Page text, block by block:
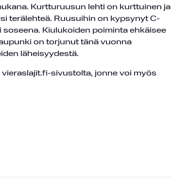
Kurtturuusun lehti on kurttuinen ja
terälehteä. Ruusuihin on kypsynyt C-
Kiulukoiden poiminta ehkäisee
on torjunut tänä vuonna
läheisyydestä.
sivustolta, jonne voi myös